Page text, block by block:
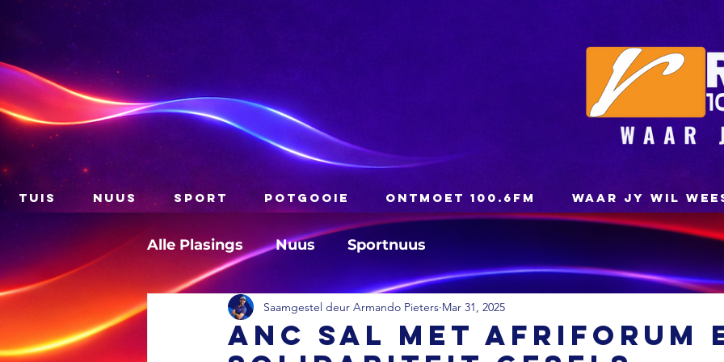
TUIS NUUS SPORT POTGOOIE ONTMOET 100.6FM WAAR JY WIL
Alle Plasings Nuus Sportnuus
ANC sal met AfriForum
Saamgestel deur Armando Pieters Mar 31, 2025